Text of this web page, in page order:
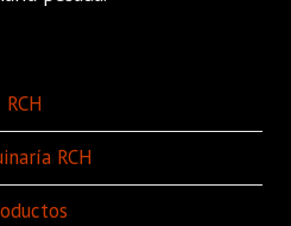
RCH
RCH